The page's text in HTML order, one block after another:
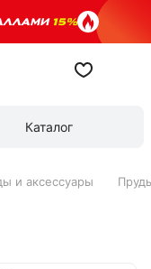
15%
Каталог
и аксессуары